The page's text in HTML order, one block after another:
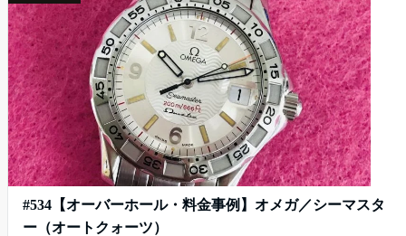
#534【オーバーホール・料金事例】オメガ／シーマスタ
ー（オートクォーツ）